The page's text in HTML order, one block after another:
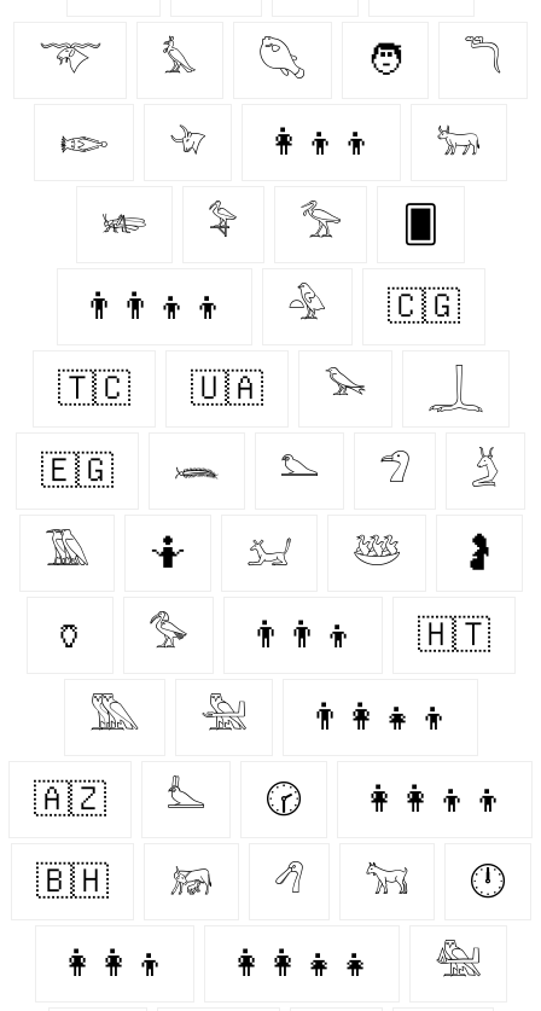
𓄅 𓅘 𓆡 🧑 𓆕
𓆢 𓄀 👩‍👦‍👦 𓃒
𓆧 𓅝 𓅡
👨‍👨‍👦‍👦 𓅲 🇨🇬
🇹🇨 🇺🇦 𓅨 𓆆
🇪🇬 𓆨 𓅌 𓅿 𓄄
𓅀 🤷‍ 𓃫 𓅸 🤰
🏺 𓅜 👨‍👨‍👦 🇭🇹
𓅔 𓅖 👨‍👩‍👧‍👦
🇦🇿 𓅏 🕝 👩‍👩‍👦‍👦
🇧🇭 𓃖 𓆁 𓃙 🕛
👩‍👩‍👦 👩‍👩‍👧‍👧 𓅕